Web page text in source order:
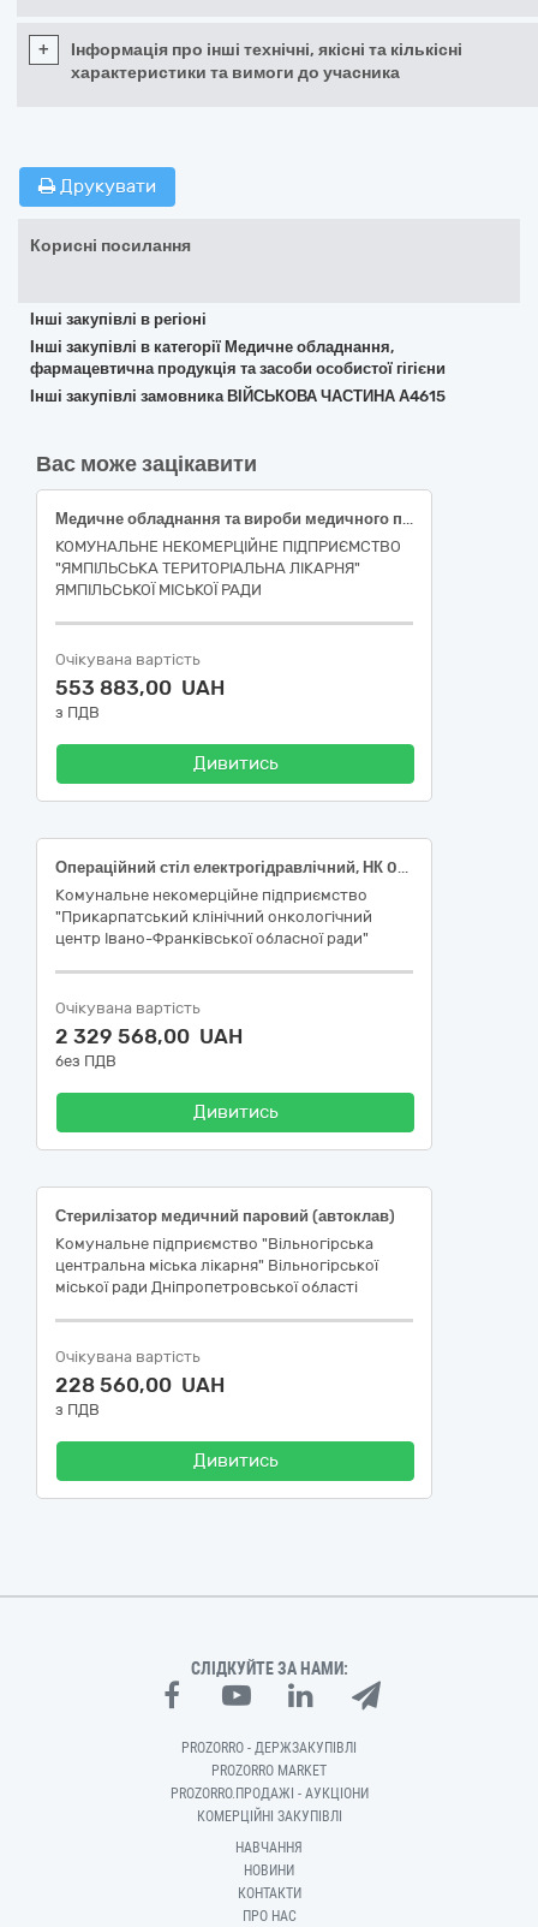
+
Інформація про інші технічні, якісні та кількісні
характеристики та вимоги до учасника
Друкувати
Корисні посилання
Інші закупівлі в регіоні
Інші закупівлі в категорії Медичне обладнання,
фармацевтична продукція та засоби особистої гігієни
Інші закупівлі замовника ВІЙСЬКОВА ЧАСТИНА А4615
Вас може зацікавити
Медичне обладнання та вироби медичного призначення різні
КОМУНАЛЬНЕ НЕКОМЕРЦІЙНЕ ПІДПРИЄМСТВО
"ЯМПІЛЬСЬКА ТЕРИТОРІАЛЬНА ЛІКАРНЯ"
ЯМПІЛЬСЬКОЇ МІСЬКОЇ РАДИ
Очікувана вартість
553 883,00 UAH
з ПДВ
Дивитись
Операційний стіл електрогідравлічний, НК 024:2023: 35379 Стіл операційний універсальний електрогідравлічний/ НК 031:2024: Z12011202 Операційні столи
Комунальне некомерційне підприємство
"Прикарпатський клінічний онкологічний
центр Івано-Франківської обласної ради"
Очікувана вартість
2 329 568,00 UAH
без ПДВ
Дивитись
Стерилізатор медичний паровий (автоклав)
Комунальне підприємство "Вільногірська
центральна міська лікарня" Вільногірської
міської ради Дніпропетровської області
Очікувана вартість
228 560,00 UAH
з ПДВ
Дивитись
СЛІДКУЙТЕ ЗА НАМИ:
PROZORRO - ДЕРЖЗАКУПІВЛІ
PROZORRO MARKET
PROZORRO.ПРОДАЖІ - АУКЦІОНИ
КОМЕРЦІЙНІ ЗАКУПІВЛІ
НАВЧАННЯ
НОВИНИ
КОНТАКТИ
ПРО НАС